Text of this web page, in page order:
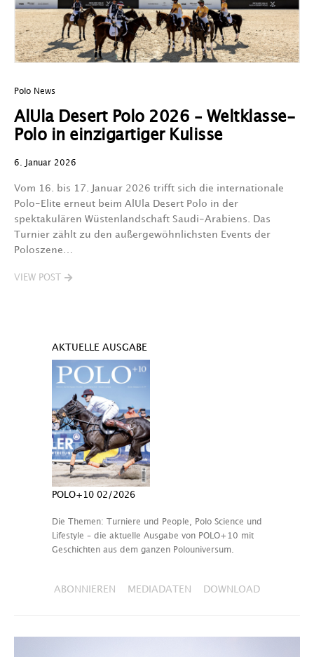
Polo News
AlUla Desert Polo 2026 – Weltklasse-
Polo in einzigartiger Kulisse
6. Januar 2026
Vom 16. bis 17. Januar 2026 trifft sich die internationale
Polo-Elite erneut beim AlUla Desert Polo in der
spektakulären Wüstenlandschaft Saudi-Arabiens. Das
Turnier zählt zu den außergewöhnlichsten Events der
Poloszene…
VIEW POST
AKTUELLE AUSGABE
POLO+10 02/2026
Die Themen: Turniere und People, Polo Science und
Lifestyle – die aktuelle Ausgabe von POLO+10 mit
Geschichten aus dem ganzen Polouniversum.
ABONNIEREN MEDIADATEN DOWNLOAD